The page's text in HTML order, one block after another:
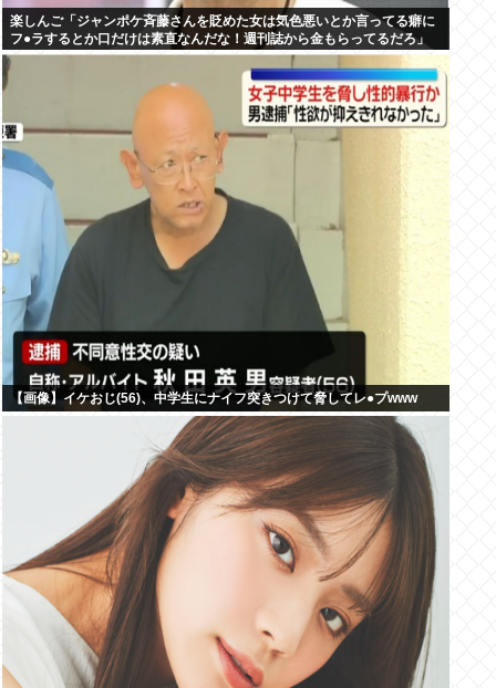
楽しんご「ジャンポケ斉藤さんを貶めた女は気色悪いとか言ってる癖に
フ●ラするとか口だけは素直なんだな！週刊誌から金もらってるだろ」
【画像】イケおじ(56)、中学生にナイフ突きつけて脅してレ●プwww